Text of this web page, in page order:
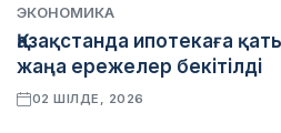
ЭКОНОМИКА
Қазақстанда ипотекаға
жаңа ережелер бекітілді
02 ШІЛДЕ, 2026